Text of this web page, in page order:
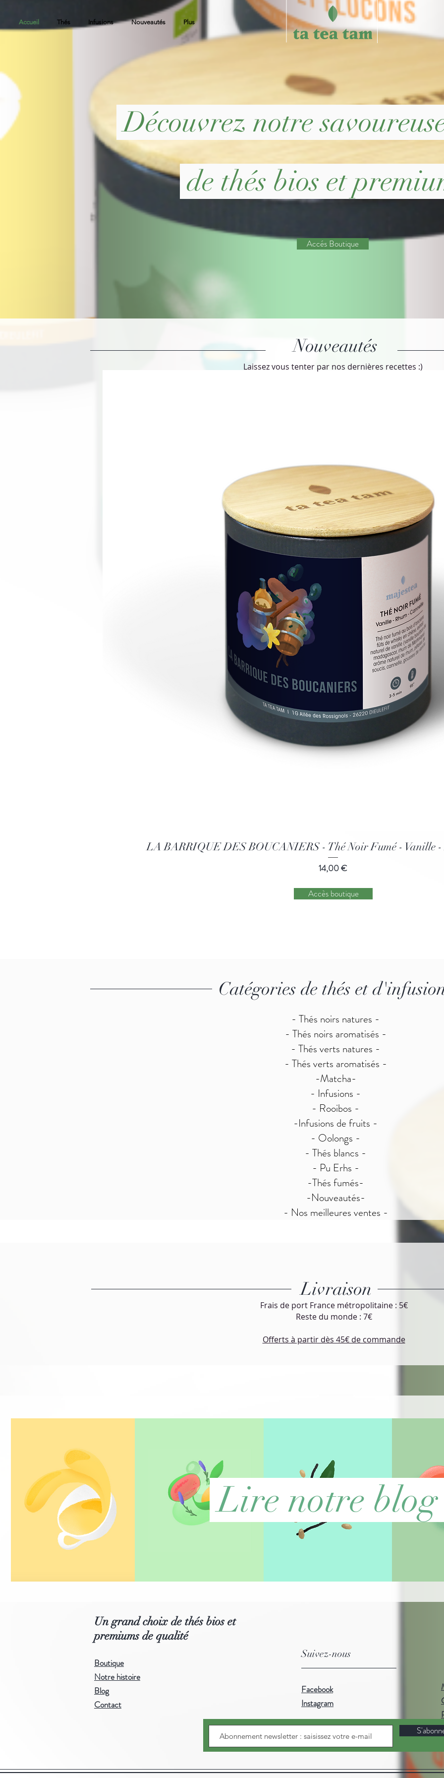
Accueil Thés Infusions Nouveautés Plus
Découvrez notre
de thés bios et
Accés Boutique
Aperçu rapide
LA BARRIQUE DES BOUCANIERS - Thé Noir Fumé - Vanille -
Prix
14,00 €
Nouveautés
Laissez vous tenter par nos dernières recettes :)
Accès boutique
Catégories de thés et
- Thés noirs natures -
- Thés noirs aromatisés -
- Thés verts natures -
- Thés verts aromatisés -
-Matcha-
- Infusions -
- Rooibos -
-Infusions de fruits -
- Oolongs -
- Thés blancs -
- Pu Erhs -
-Thés fumés-
-Nouveautés-
- Nos meilleures ventes -
Livraison
Frais de port France métropolitaine : 5€
Reste du monde : 7€
Offerts à partir dès 45€ de commande
Lire notre
Un grand choix de thés bios et
premiums de qualité
Boutique
Notre histoire
Blog
Contact
Suivez-nous
Facebook
Instagram